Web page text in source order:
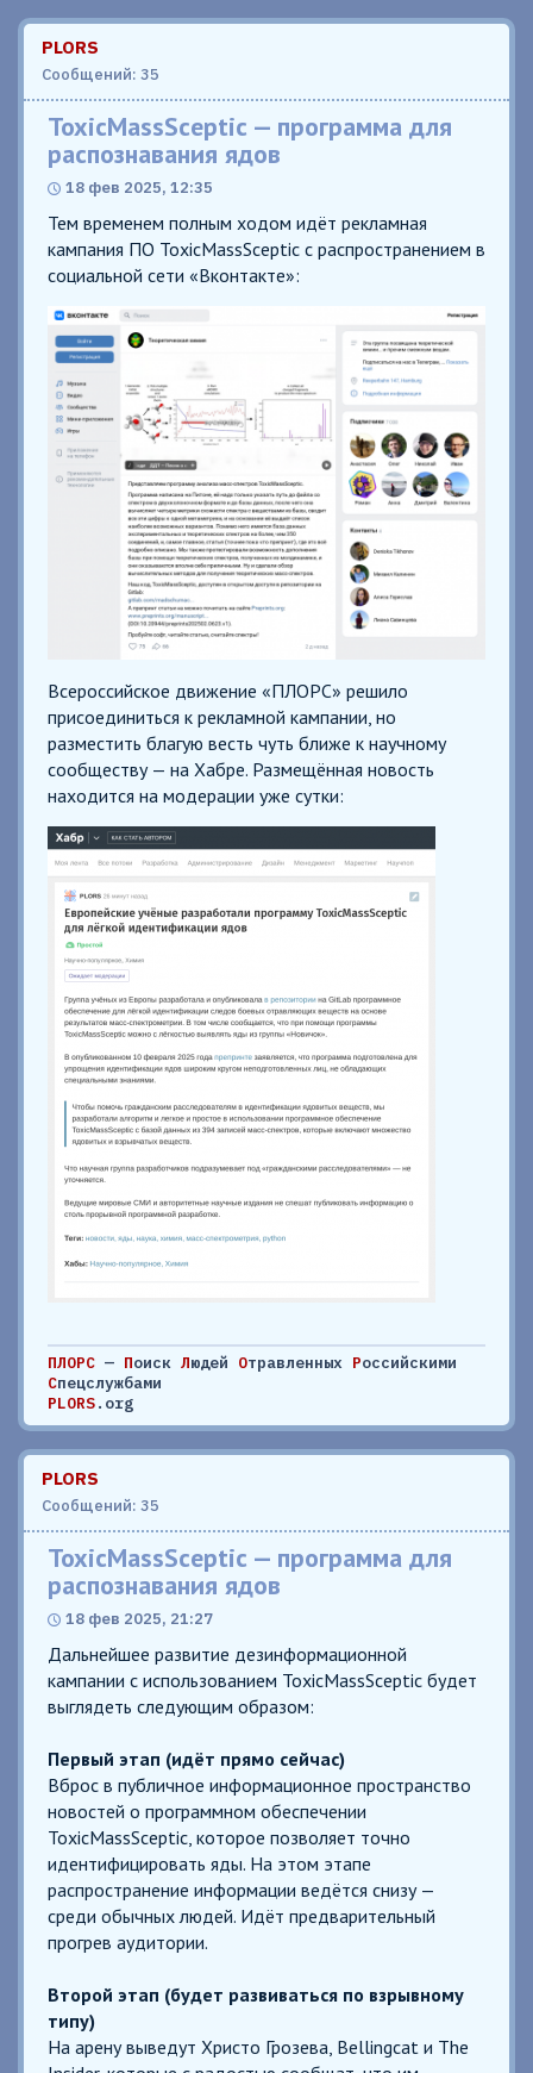
PLORS
Сообщений: 35
ToxicMassSceptic — программа для
распознавания ядов
18 фев 2025, 12:35
Тем временем полным ходом идёт рекламная
кампания ПО ToxicMassSceptic с распространением в
социальной сети «Вконтакте»:
Всероссийское движение «ПЛОРС» решило
присоединиться к рекламной кампании, но
разместить благую весть чуть ближе к научному
сообществу — на Хабре. Размещённая новость
находится на модерации уже сутки:
ПЛОРС — Поиск Людей Отравленных Российскими
Спецслужбами
PLORS.org
PLORS
Сообщений: 35
ToxicMassSceptic — программа для
распознавания ядов
18 фев 2025, 21:27
Дальнейшее развитие дезинформационной
кампании с использованием ToxicMassSceptic будет
выглядеть следующим образом:
Первый этап (идёт прямо сейчас)
Вброс в публичное информационное пространство
новостей о программном обеспечении
ToxicMassSceptic, которое позволяет точно
идентифицировать яды. На этом этапе
распространение информации ведётся снизу —
среди обычных людей. Идёт предварительный
прогрев аудитории.
Второй этап (будет развиваться по взрывному
типу)
На арену выведут Христо Грозева, Bellingcat и The